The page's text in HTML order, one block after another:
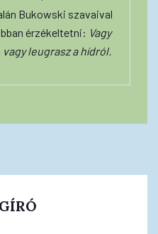
Bukowski szavaival
érzékeltetni: Vagy
leugrasz a hídról.